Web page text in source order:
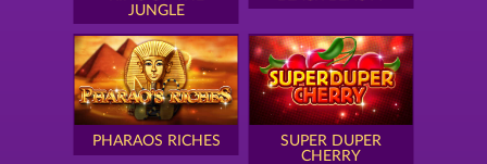
JUNGLE
PHARAOS RICHES
SUPER DUPER
CHERRY